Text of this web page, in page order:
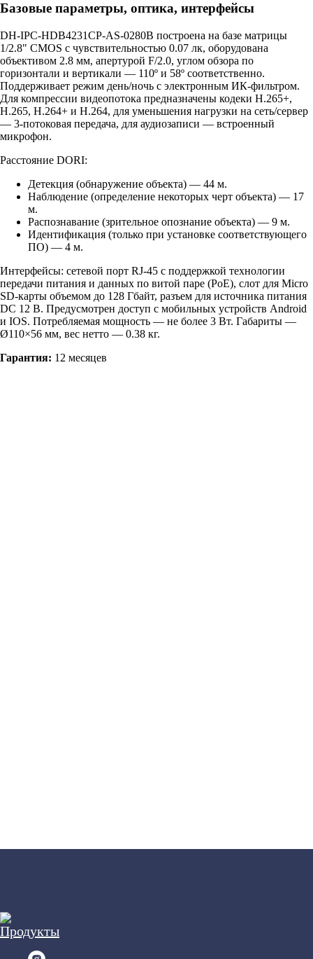
Базовые параметры, оптика, интерфейсы
DH-IPC-HDB4231CP-AS-0280B построена на базе матрицы
1/2.8" CMOS с чувствительностью 0.07 лк, оборудована
объективом 2.8 мм, апертурой F/2.0, углом обзора по
горизонтали и вертикали — 110º и 58º соответственно.
Поддерживает режим день/ночь с электронным ИК-фильтром.
Для компрессии видеопотока предназначены кодеки H.265+,
H.265, H.264+ и H.264, для уменьшения нагрузки на сеть/сервер
— 3-потоковая передача, для аудиозаписи — встроенный
микрофон.
Расстояние DORI:
Детекция (обнаружение объекта) — 44 м.
Наблюдение (определение некоторых черт объекта) — 17
м.
Распознавание (зрительное опознание объекта) — 9 м.
Идентификация (только при установке соответствующего
ПО) — 4 м.
Интерфейсы: сетевой порт RJ-45 с поддержкой технологии
передачи питания и данных по витой паре (РоЕ), слот для Micro
SD-карты объемом до 128 Гбайт, разъем для источника питания
DC 12 В. Предусмотрен доступ с мобильных устройств Android
и IOS. Потребляемая мощность — не более 3 Вт. Габариты —
Ø110×56 мм, вес нетто — 0.38 кг.
Гарантия: 12 месяцев